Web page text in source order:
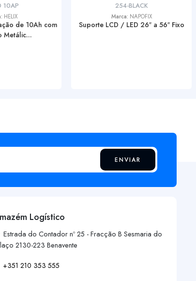
10AP
HELIX
de 10Ah com
Metálic...
254-BLACK
Marca: NAPOFIX
Suporte LCD / LED 26″ a 56″ Fixo
ENVIAR
Logístico
Estrada do Contador nº 25 - Fracção B Sesmaria do
2130-223 Benavente
+351 210 353 555